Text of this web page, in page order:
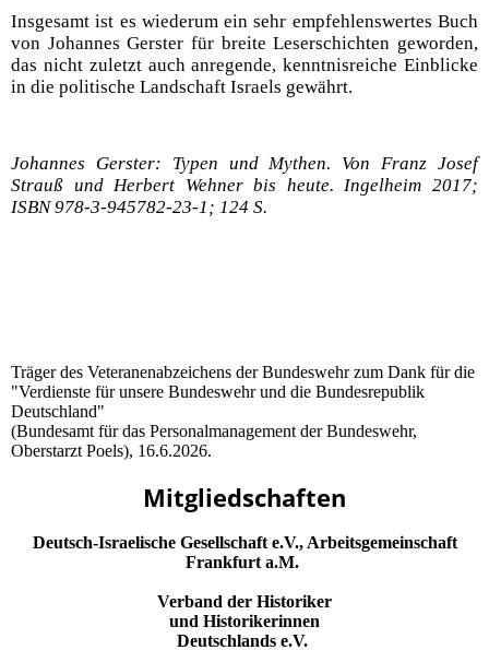
Insgesamt ist es wiederum ein sehr empfehlenswertes Buch
von Johannes Gerster für breite Leserschichten geworden,
das nicht zuletzt auch anregende, kenntnisreiche Einblicke
in die politische Landschaft Israels gewährt.
Johannes Gerster: Typen und Mythen. Von Franz Josef
Strauß und Herbert Wehner bis heute. Ingelheim 2017;
ISBN 978-3-945782-23-1; 124 S.
Träger des Veteranenabzeichens der Bundeswehr zum Dank für die
"Verdienste für unsere Bundeswehr und die Bundesrepublik
Deutschland"
(Bundesamt für das Personalmanagement der Bundeswehr,
Oberstarzt Poels), 16.6.2026.
Mitgliedschaften
Deutsch-Israelische Gesellschaft e.V., Arbeitsgemeinschaft
Frankfurt a.M.
Verband der Historiker
und Historikerinnen
Deutschlands e.V.